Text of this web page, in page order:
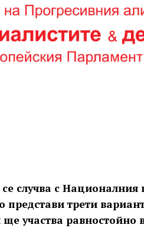
случва с Националния
представи трети
участва равностойно